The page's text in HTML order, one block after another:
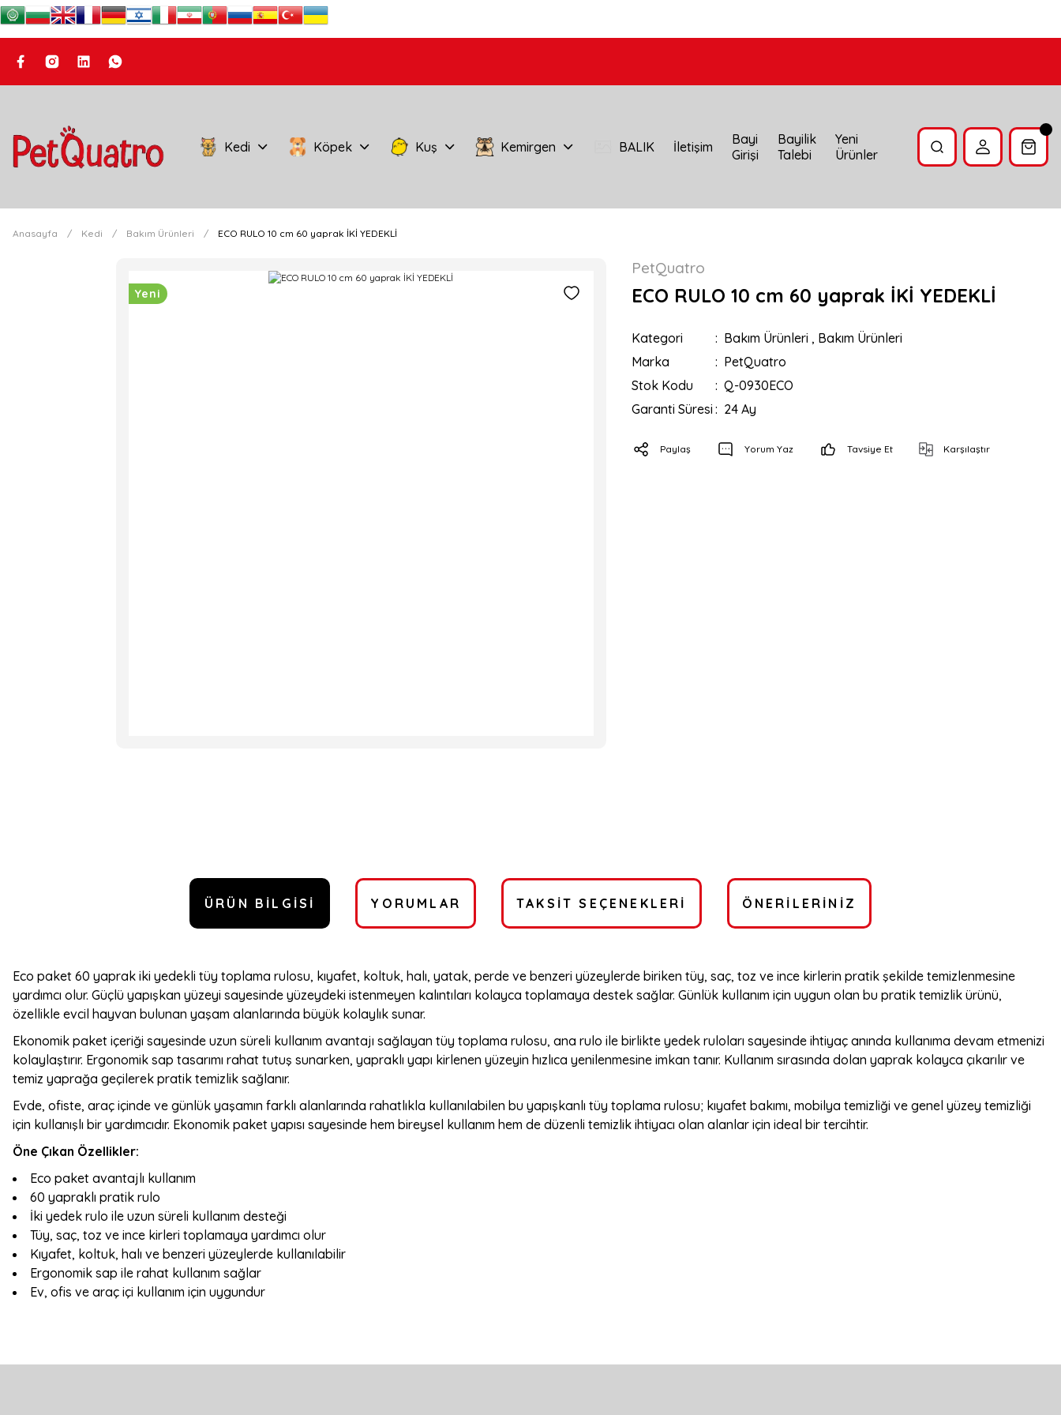
Kedi Köpek Kuş Kemirgen BALIK İletişim
Bayi
Girişi
Bayilik
Talebi
Yeni
Ürünler
Anasayfa Kedi Bakım Ürünleri ECO RULO 10 cm 60 yaprak İKİ YEDEKLİ
Yeni
PetQuatro
ECO RULO 10 cm 60 yaprak İKİ YEDEKLİ
Kategori Bakım Ürünleri , Bakım Ürünleri
Marka
PetQuatro
Stok Kodu
Q-0930ECO
Garanti Süresi
24 Ay
Paylaş Yorum Yaz Tavsiye Et Karşılaştır
ÜRÜN BILGISI YORUMLAR TAKSIT SEÇENEKLERI ÖNERILERINIZ
Eco paket 60 yaprak iki yedekli tüy toplama rulosu, kıyafet, koltuk, halı, yatak, perde ve benzeri yüzeylerde biriken tüy, saç, toz ve ince kirlerin pratik şekilde temizlenmesine
yardımcı olur. Güçlü yapışkan yüzeyi sayesinde yüzeydeki istenmeyen kalıntıları kolayca toplamaya destek sağlar. Günlük kullanım için uygun olan bu pratik temizlik ürünü,
özellikle evcil hayvan bulunan yaşam alanlarında büyük kolaylık sunar.
Ekonomik paket içeriği sayesinde uzun süreli kullanım avantajı sağlayan tüy toplama rulosu, ana rulo ile birlikte yedek ruloları sayesinde ihtiyaç anında kullanıma devam etmenizi
kolaylaştırır. Ergonomik sap tasarımı rahat tutuş sunarken, yapraklı yapı kirlenen yüzeyin hızlıca yenilenmesine imkan tanır. Kullanım sırasında dolan yaprak kolayca çıkarılır ve
temiz yaprağa geçilerek pratik temizlik sağlanır.
Evde, ofiste, araç içinde ve günlük yaşamın farklı alanlarında rahatlıkla kullanılabilen bu yapışkanlı tüy toplama rulosu; kıyafet bakımı, mobilya temizliği ve genel yüzey temizliği
için kullanışlı bir yardımcıdır. Ekonomik paket yapısı sayesinde hem bireysel kullanım hem de düzenli temizlik ihtiyacı olan alanlar için ideal bir tercihtir.
Öne Çıkan Özellikler:
Eco paket avantajlı kullanım
60 yapraklı pratik rulo
İki yedek rulo ile uzun süreli kullanım desteği
Tüy, saç, toz ve ince kirleri toplamaya yardımcı olur
Kıyafet, koltuk, halı ve benzeri yüzeylerde kullanılabilir
Ergonomik sap ile rahat kullanım sağlar
Ev, ofis ve araç içi kullanım için uygundur